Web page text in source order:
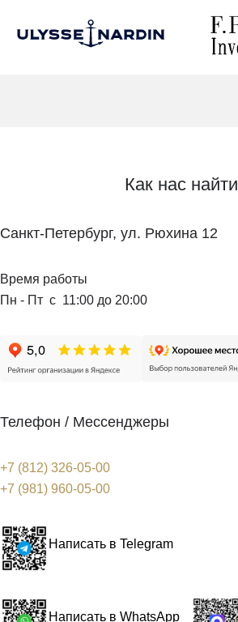
Как нас найти
Телефон / Мессенджеры
+7 (812) 326-05-00
+7 (981) 960-05-00
Написать в Telegram
Написать в WhatsApp
Санкт-Петербург, ул. Рюхина 12
Время работы
Пн - Пт с 11:00 до 20:00